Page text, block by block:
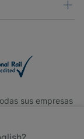
sus empresas
y Gales.
St, Londres